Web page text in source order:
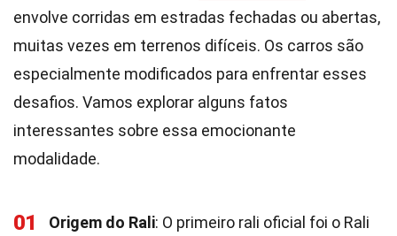
envolve corridas em estradas fechadas ou abertas,
muitas vezes em terrenos difíceis. Os carros são
especialmente modificados para enfrentar esses
desafios. Vamos explorar alguns fatos
interessantes sobre essa emocionante
modalidade.
01 Origem do Rali: O primeiro rali oficial foi o Rali